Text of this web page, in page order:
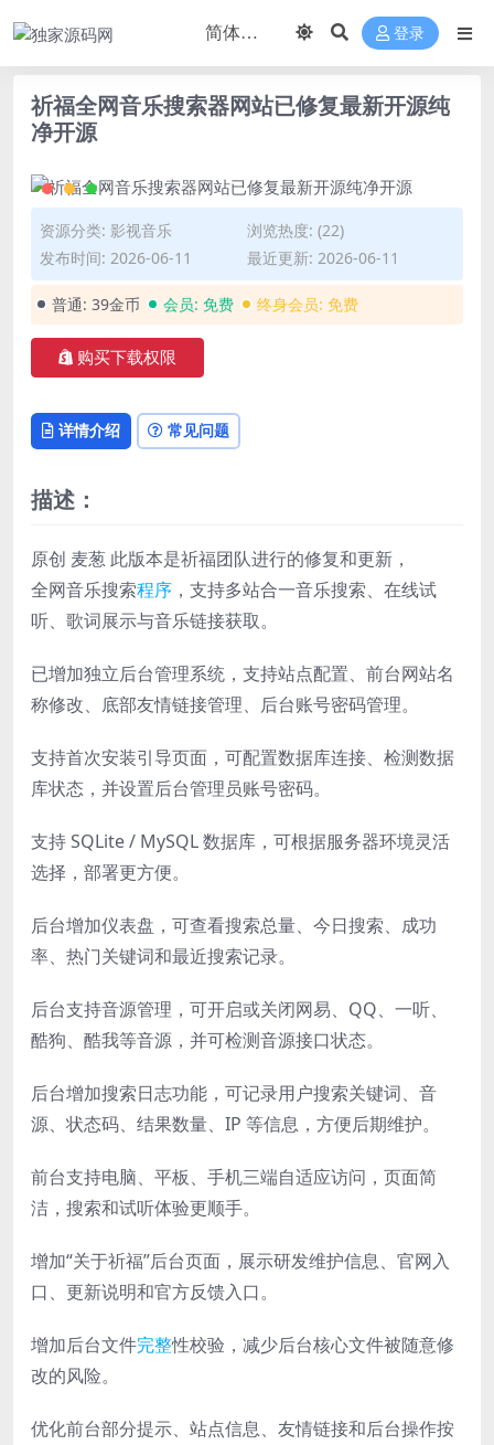
登录
祈福全网音乐搜索器网站已修复最新开源纯
净开源
资源分类: 影视音乐
浏览热度: (22)
发布时间: 2026-06-11
最近更新: 2026-06-11
普通: 39金币 会员: 免费 终身会员: 免费
购买下载权限
详情介绍 常见问题
描述：
原创 麦葱 此版本是祈福团队进行的修复和更新，
全网音乐搜索程序 ，支持多站合一音乐搜索、在线试
听、歌词展示与音乐链接获取。
已增加独立后台管理系统，支持站点配置、前台网站名
称修改、底部友情链接管理、后台账号密码管理。
支持首次安装引导页面，可配置数据库连接、检测数据
库状态，并设置后台管理员账号密码。
支持 SQLite / MySQL 数据库，可根据服务器环境灵活
选择，部署更方便。
后台增加仪表盘，可查看搜索总量、今日搜索、成功
率、热门关键词和最近搜索记录。
后台支持音源管理，可开启或关闭网易、QQ、一听、
酷狗、酷我等音源，并可检测音源接口状态。
后台增加搜索日志功能，可记录用户搜索关键词、音
源、状态码、结果数量、IP 等信息，方便后期维护。
前台支持电脑、平板、手机三端自适应访问，页面简
洁，搜索和试听体验更顺手。
增加“关于祈福”后台页面，展示研发维护信息、官网入
口、更新说明和官方反馈入口。
增加后台文件完整性校验，减少后台核心文件被随意修
改的风险。
优化前台部分提示、站点信息、友情链接和后台操作按